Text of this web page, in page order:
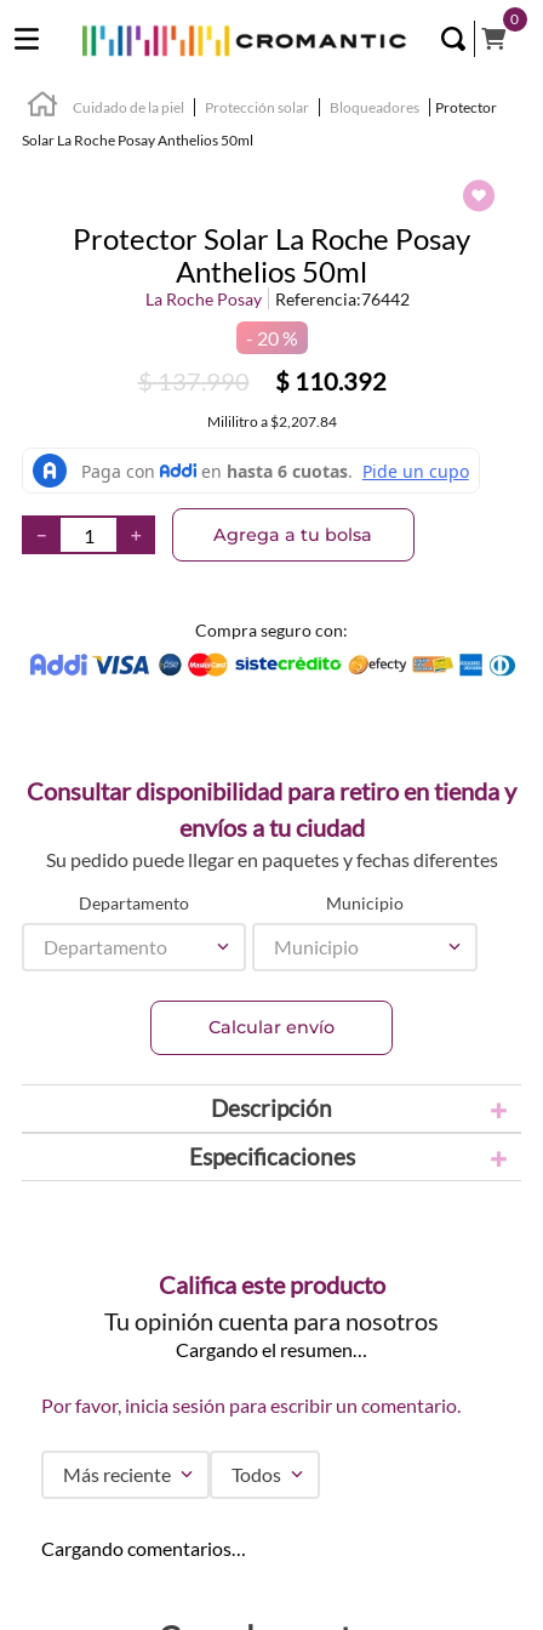
0
Cuidado de la piel Protección solar Bloqueadores
Protector
Solar La Roche Posay Anthelios 50ml
Protector Solar La Roche Posay
Anthelios 50ml
La Roche Posay Referencia:76442
20 %
$137.990 $ 110.392
Mililitroa $2,207.84
＋
－ Agrega a tu bolsa
Compra seguro con:
Consultar disponibilidad para retiro en tienda y
envíos a tu ciudad
Su pedido puede llegar en paquetes y fechas diferentes
Departamento
Departamento
Municipio
Municipio
Calcular envío
Descripción
Especificaciones
Califica este producto
Tu opinión cuenta para nosotros
Cargando el resumen…
Por favor, inicia sesión para escribir un comentario.
Más reciente Todos
Cargando comentarios…